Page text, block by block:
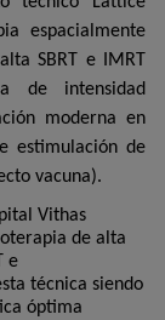
espacialmente
SBRT e IMRT
de intensidad
moderna en
estimulación de
vacuna).
Vithas
de alta
e
técnica siendo
óptima